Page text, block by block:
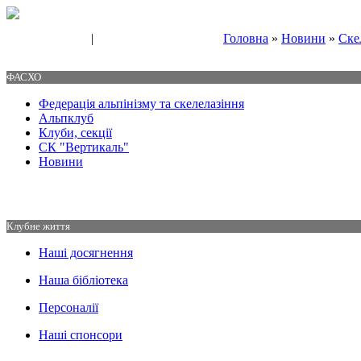
| Головна » Новини »
ФАСХО
Федерація альпінізму та скелелазіння
Альпклуб
Клуби, секції
СК "Вертикаль"
Новини
Клубне життя
Наші досягнення
Наша бібліотека
Персоналії
Наші спонсори